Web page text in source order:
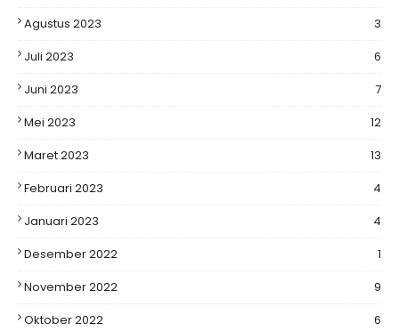
Agustus 2023
3
Juli 2023
6
Juni 2023
7
Mei 2023
12
Maret 2023
13
Februari 2023
4
Januari 2023
4
Desember 2022
1
November 2022
9
Oktober 2022
6